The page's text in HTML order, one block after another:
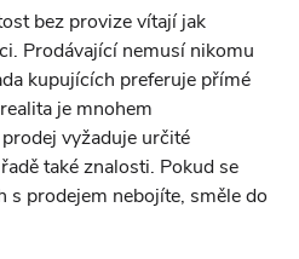
bez provize vítají jak
Prodávající nemusí nikomu
kupujících preferuje přímé
je mnohem
vyžaduje určité
také znalosti. Pokud se
s prodejem nebojíte, směle do